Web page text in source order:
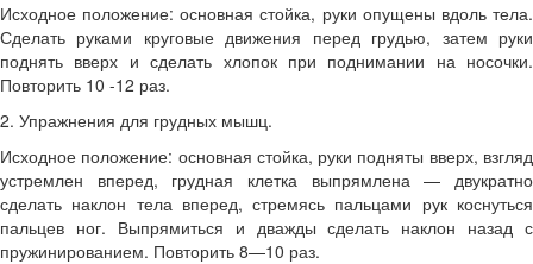
Исходное положение: основная стойка, руки опущены вдоль тела.
Сделать руками круговые движения перед грудью, затем руки
поднять вверх и сделать хлопок при поднимании на носочки.
Повторить 10 -12 раз.
2. Упражнения для грудных мышц.
Исходное положение: основная стойка, руки подняты вверх, взгляд
устремлен вперед, грудная клетка выпрямлена — двукратно
сделать наклон тела вперед, стремясь пальцами рук коснуться
пальцев ног. Выпрямиться и дважды сделать наклон назад с
пружинированием. Повторить 8—10 раз.